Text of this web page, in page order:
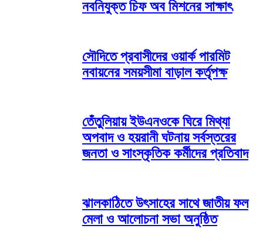
নবনিযুক্ত চিফ অব মিশনের সাক্ষাৎ
সৌদিতে প্রবাসীদের ওয়ার্ক পারমিট
নবায়নের সময়সীমা বাড়াল কর্তৃপক্ষ
তেঁতুলিয়ায় ইউএনওকে ঘিরে মিথ্যা
অপবাদ ও হয়রানী ঘটনায় সর্বস্তরের
জনতা ও সাংস্কৃতিক কর্মীদের প্রতিবাদ
ঝালকাঠিতে উৎসাহের সাথে জাতীয় ফল
মেলা ও আলোচনা সভা অনুষ্ঠিত